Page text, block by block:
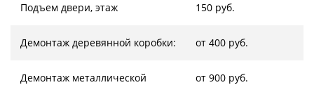
Подъем двери, этаж 150 руб.
Демонтаж деревянной коробки: от 400 руб.
Демонтаж металлической
от 900 руб.